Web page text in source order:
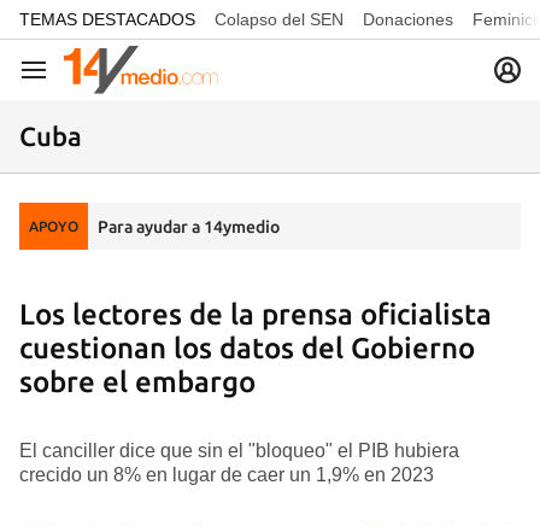
common.go-to-content
TEMAS DESTACADOS Colapso del SEN Donaciones
Navegación
Cuba
APOYO Para ayudar a 14ymedio
Los lectores de la prensa oficialista
cuestionan los datos del Gobierno
sobre el embargo
El canciller dice que sin el "bloqueo" el PIB hubiera
crecido un 8% en lugar de caer un 1,9% en 2023